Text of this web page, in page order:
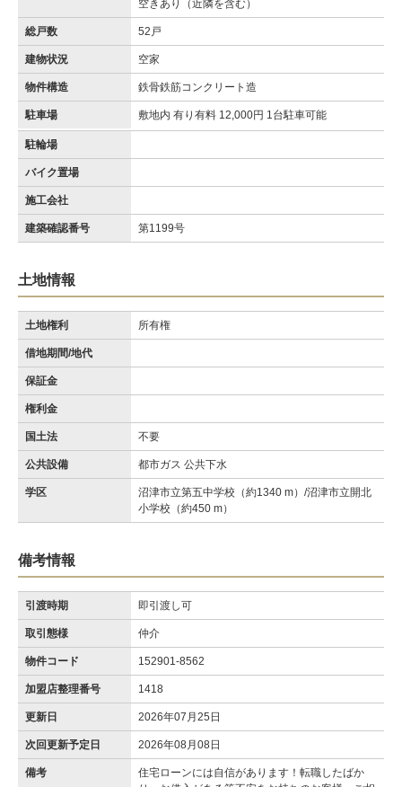
空きあり（近隣を含む）
総戸数 52戸
建物状況 空家
物件構造 鉄骨鉄筋コンクリート造
駐車場 敷地内 有り有料 12,000円 1台駐車可能
駐輪場
バイク置場
施工会社
建築確認番号 第1199号
土地情報
土地権利 所有権
借地期間/地代
保証金
権利金
国土法 不要
公共設備 都市ガス 公共下水
学区
沼津市立第五中学校（約1340 m）/沼津市立開北
小学校（約450 m）
備考情報
引渡時期 即引渡し可
取引態様 仲介
物件コード 152901-8562
加盟店整理番号 1418
更新日 2026年07月25日
次回更新予定日 2026年08月08日
備考
住宅ローンには自信があります！転職したばか